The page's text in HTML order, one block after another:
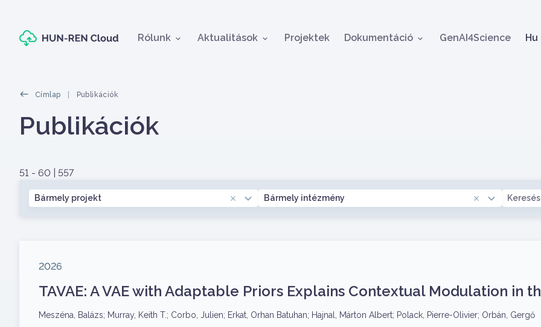
Fő navigáció
Rólunk Aktualitások Projektek Dokumentáció GenAI4Science Hu
Morzsák
Címlap Publikációk
Oldal címe
Publikációk
Címlapos tartalom
51 - 60 | 557
Projekt
Bármely projekt Intézmény
Bármely intézmény Keresés
Megjelenés éve
2026
TAVAE: A VAE with Adaptable Priors Explains Contextual Modulation in
Szerzők
Meszéna, Balázs; Murray, Keith T.; Corbo, Julien; Erkat, Orhan Batuhan; Hajnal, Márton Albert; Polack, Pierre-Olivier; Orbán, Gergő